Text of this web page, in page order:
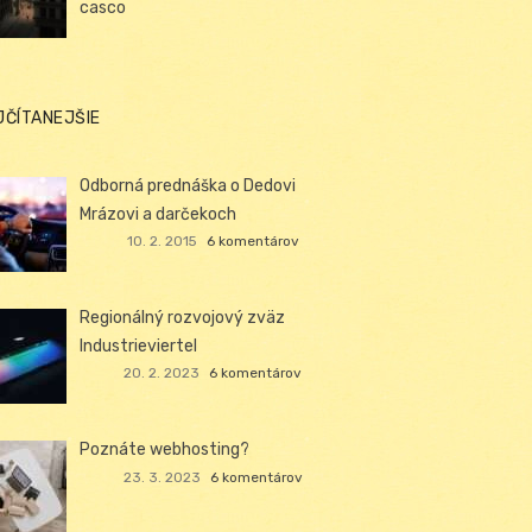
casco
Odborná prednáška o Dedovi
Mrázovi a darčekoch
10. 2. 2015 6 komentárov
Regionálný rozvojový zväz
Industrieviertel
20. 2. 2023 6 komentárov
Poznáte webhosting?
23. 3. 2023 6 komentárov